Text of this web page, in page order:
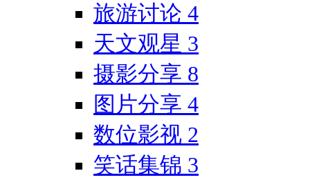
旅游讨论 4
天文观星 3
摄影分享 8
图片分享 4
数位影视 2
笑话集锦 3